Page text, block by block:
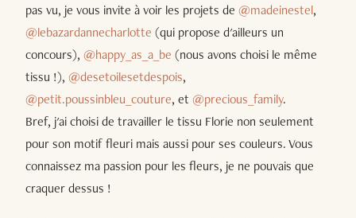
pas vu, je vous invite à voir les projets de @madeinestel,
@lebazardannecharlotte (qui propose d'ailleurs un
concours), @happy_as_a_be (nous avons choisi le même
tissu !), @desetoilesetdespois,
@petit.poussinbleu_couture, et @precious_family.
Bref, j'ai choisi de travailler le tissu Florie non seulement
pour son motif fleuri mais aussi pour ses couleurs. Vous
connaissez ma passion pour les fleurs, je ne pouvais que
craquer dessus !